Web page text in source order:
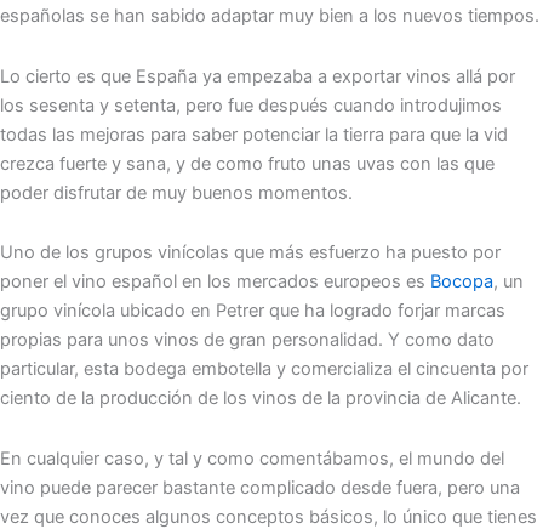
españolas se han sabido adaptar muy bien a los nuevos tiempos.
Lo cierto es que España ya empezaba a exportar vinos allá por
los sesenta y setenta, pero fue después cuando introdujimos
todas las mejoras para saber potenciar la tierra para que la vid
crezca fuerte y sana, y de como fruto unas uvas con las que
poder disfrutar de muy buenos momentos.
Uno de los grupos vinícolas que más esfuerzo ha puesto por
poner el vino español en los mercados europeos es Bocopa, un
grupo vinícola ubicado en Petrer que ha logrado forjar marcas
propias para unos vinos de gran personalidad. Y como dato
particular, esta bodega embotella y comercializa el cincuenta por
ciento de la producción de los vinos de la provincia de Alicante.
En cualquier caso, y tal y como comentábamos, el mundo del
vino puede parecer bastante complicado desde fuera, pero una
vez que conoces algunos conceptos básicos, lo único que tienes